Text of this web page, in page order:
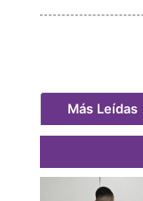
Más Leídas